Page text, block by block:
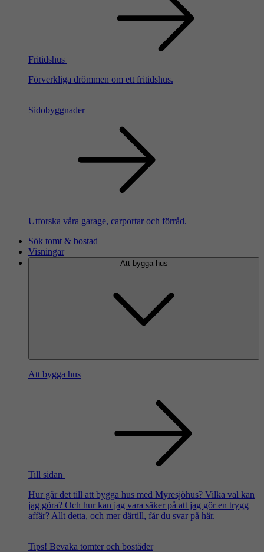
Fritidshus
Förverkliga drömmen om ett fritidshus.
Sidobyggnader
Utforska våra garage, carportar och förråd.
Sök tomt & bostad
Visningar
Att bygga hus
Att bygga hus
Till sidan
Hur går det till att bygga hus med Myresjöhus? Vilka val kan
jag göra? Och hur kan jag vara säker på att jag gör en trygg
affär? Allt detta, och mer därtill, får du svar på här.
Tips! Bevaka tomter och bostäder